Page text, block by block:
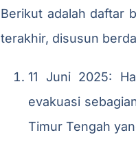
Berikut adalah daftar
terakhir, disusun
11 Juni 2025:
evakuasi
Timur Tengah